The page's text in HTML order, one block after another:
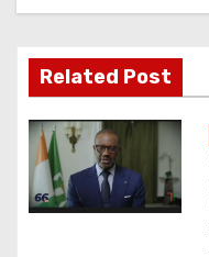
d
e
l
’
a
Related Post